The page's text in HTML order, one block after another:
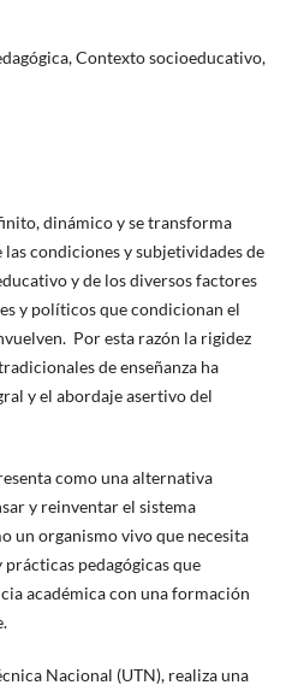
Contexto socioeducativo,
dinámico y se transforma
condiciones y subjetividades de
y de los diversos factores
y políticos que condicionan el
Por esta razón la rigidez
de enseñanza ha
y el abordaje asertivo del
como una alternativa
y reinventar el sistema
un organismo vivo que necesita
pedagógicas que
académica con una formación
Nacional (UTN), realiza una